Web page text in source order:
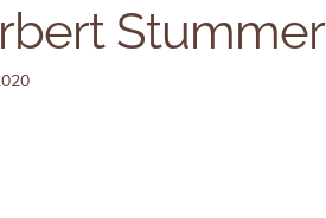
Stummer